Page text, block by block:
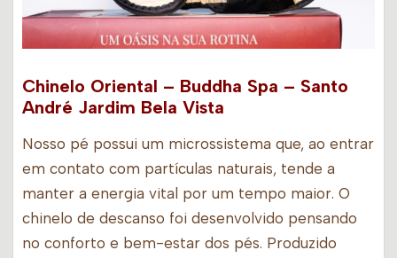
Chinelo Oriental – Buddha Spa – Santo
André Jardim Bela Vista
Nosso pé possui um microssistema que, ao entrar
em contato com partículas naturais, tende a
manter a energia vital por um tempo maior. O
chinelo de descanso foi desenvolvido pensando
no conforto e bem-estar dos pés. Produzido